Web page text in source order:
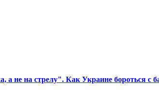
а не на стрелу". Как Украине бороться с